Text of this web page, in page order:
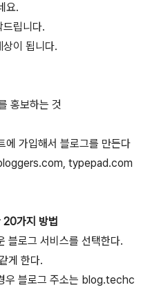
요.
립니다.
이 됩니다.
홍보하는 것
에 가입해서 블로그를 만든다
typepad.com
20가지 방법
블로그 서비스를 선택한다.
게 한다.
블로그 주소는 blog.techc